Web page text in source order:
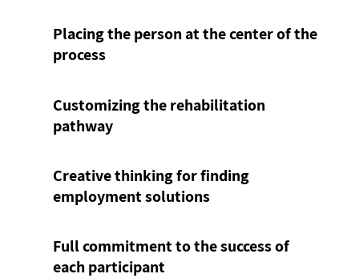
Placing the person at the center of the
process
Customizing the rehabilitation
pathway
Creative thinking for finding
employment solutions
Full commitment to the success of
each participant